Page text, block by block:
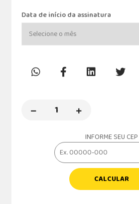
Data de início da assinatura
INFORME SEU CEP
CALCULAR